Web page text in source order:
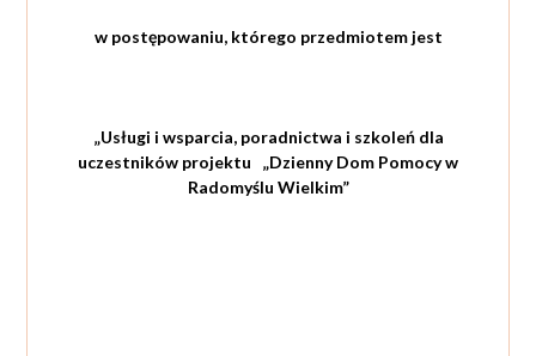
w postępowaniu, którego przedmiotem jest
„Usługi i wsparcia, poradnictwa i szkoleń dla
uczestników projektu „Dzienny Dom Pomocy w
Radomyślu Wielkim”